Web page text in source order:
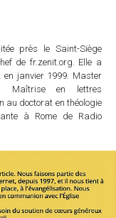
près le Saint-Siège
de fr.zenit.org. Elle a
en janvier 1999. Master
Maîtrise en lettres
doctorat en théologie
à Rome de Radio